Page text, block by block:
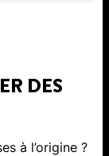
DES
à l’origine ?